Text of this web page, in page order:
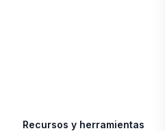
Recursos y herramientas